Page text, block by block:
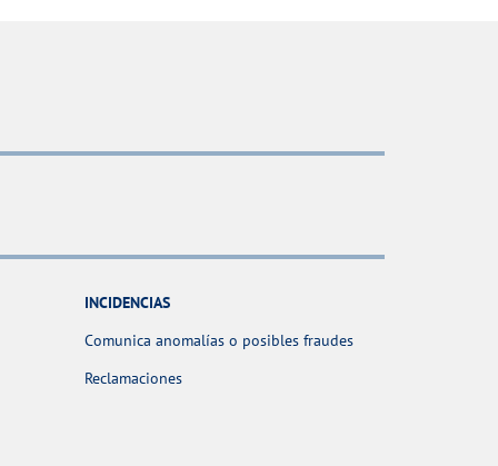
INCIDENCIAS
Comunica anomalías o posibles fraudes
Reclamaciones